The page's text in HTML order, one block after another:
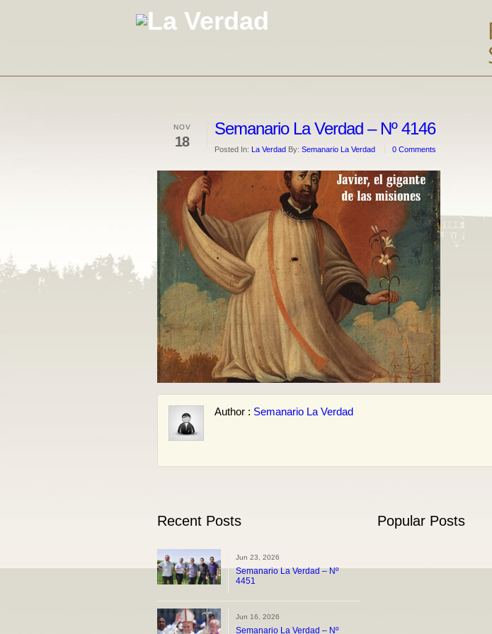
NOV
18
Semanario La Verdad – Nº 4146
Posted In: La Verdad By: Semanario La Verdad 0 Comments
Author : Semanario La Verdad
Recent Posts
Jun 23, 2026
Semanario La Verdad – Nº
4451
Jun 16, 2026
Semanario La Verdad – Nº
Popular Posts